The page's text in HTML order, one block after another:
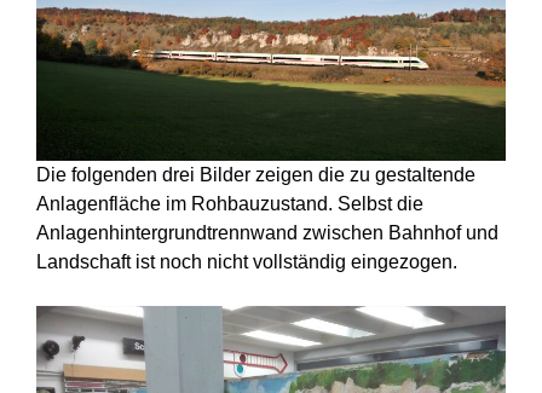
Die folgenden drei Bilder zeigen die zu gestaltende
Anlagenfläche im Rohbauzustand. Selbst die
Anlagenhintergrundtrennwand zwischen Bahnhof und
Landschaft ist noch nicht vollständig eingezogen.